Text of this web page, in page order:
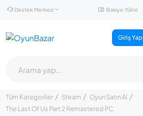
Destek Merkezi Bakiye Yükle
Giriş Yap
Tüm Kategoriler Steam
Oyun Satın Al
The Last Of Us Part 2 Remastered PC